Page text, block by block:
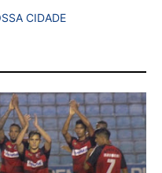
CIDADE